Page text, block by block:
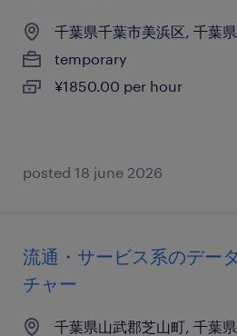
千葉県千葉市美浜区, 千葉県
temporary
¥1850.00 per hour
posted 18 june 2026
流通・サービス系のデー
チャー
千葉県山武郡芝山町, 千葉県